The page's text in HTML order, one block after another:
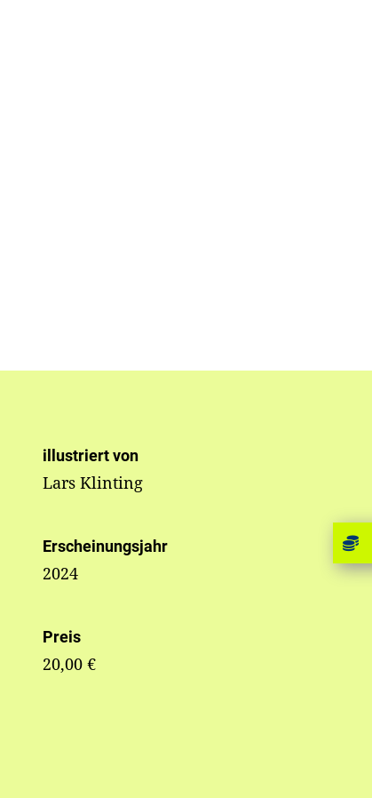
illustriert von
Lars Klinting
Erscheinungsjahr
2024
Preis
20,00 €